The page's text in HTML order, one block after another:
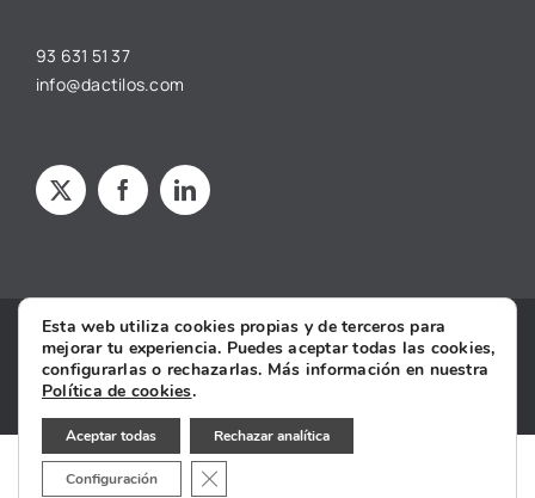
93 631 51 37
info@dactilos.com
Copyright © 2025 dâctilos |Aviso legal ·Política de privacidad
Política de cookies·Condiciones Generales de Contratación·
Declaración de Accesibilidad
Esta web utiliza cookies propias y de terceros para
mejorar tu experiencia. Puedes aceptar todas las cookies,
configurarlas o rechazarlas. Más información en nuestra
Política de cookies.
Aceptar todas Rechazar analítica
Configuración Cerrar el banner de cookies RGPD